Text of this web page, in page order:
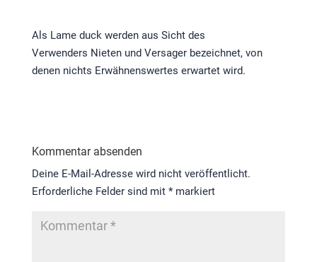
Als Lame duck werden aus Sicht des
Verwenders Nieten und Versager bezeichnet, von
denen nichts Erwähnenswertes erwartet wird.
Kommentar absenden
Deine E-Mail-Adresse wird nicht veröffentlicht.
Erforderliche Felder sind mit *markiert